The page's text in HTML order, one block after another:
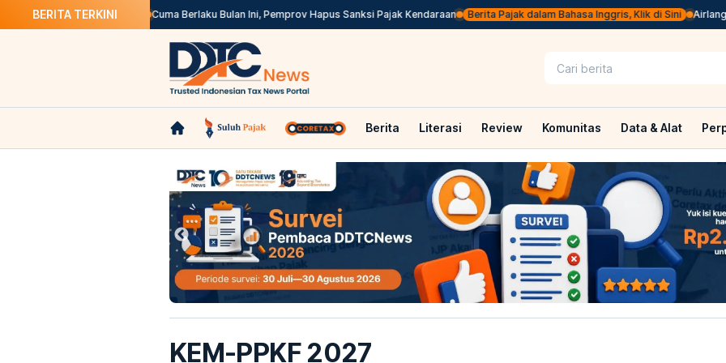
BERITA TERKINI
Ikuti Harga Pasar Cuma Berlaku Bulan Ini, Pemprov Hapus Sanksi Pajak Kendaraan Berita Pajak dalam Bahasa Inggris, Klik di Sini Airlangga:
Berita Literasi Review Komunitas Data & Alat
KEM-PPKF 2027